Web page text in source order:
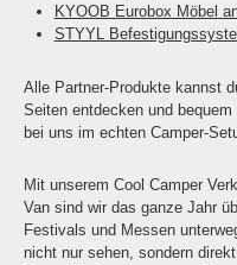
KYOOB Eurobox Möbel
STYYL
Alle Partner-Produkte kannst
Seiten entdecken und
bei uns im echten Camper-
Mit unserem Cool Camper
Van sind wir das ganze Jahr
Festivals und Messen
nicht nur sehen, sondern